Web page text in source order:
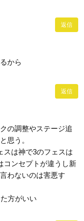
返信
から
返信
の調整やステージ追
思う。
スは神で3のフェスは
コンセプトが違うし新
わないのは害悪す
方がいい